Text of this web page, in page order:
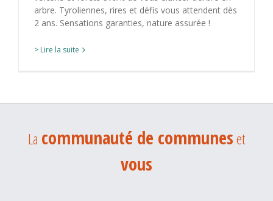
arbre. Tyroliennes, rires et défis vous attendent dès
2 ans. Sensations garanties, nature assurée !
> Lire la suite
La communauté de communeset
vous